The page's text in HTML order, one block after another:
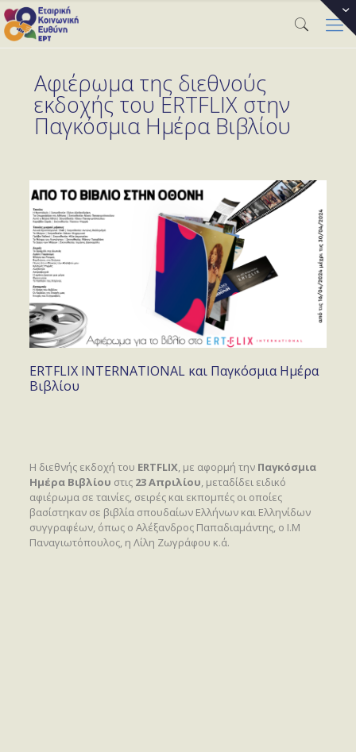
Αφιέρωμα της διεθνούς
εκδοχής του ERTFLIX στην
Παγκόσμια Ημέρα Βιβλίου
ERTFLIX INTERNATIONAL και Παγκόσμια Ημέρα
Βιβλίου
Η διεθνής εκδοχή του ERTFLIX, με αφορμή την Παγκόσμια
Ημέρα Βιβλίου στις 23 Απριλίου, μεταδίδει ειδικό
αφιέρωμα σε ταινίες, σειρές και εκπομπές οι οποίες
βασίστηκαν σε βιβλία σπουδαίων Ελλήνων και Ελληνίδων
συγγραφέων, όπως ο Αλέξανδρος Παπαδιαμάντης, ο Ι.Μ
Παναγιωτόπουλος, η Λίλη Ζωγράφου κ.ά.